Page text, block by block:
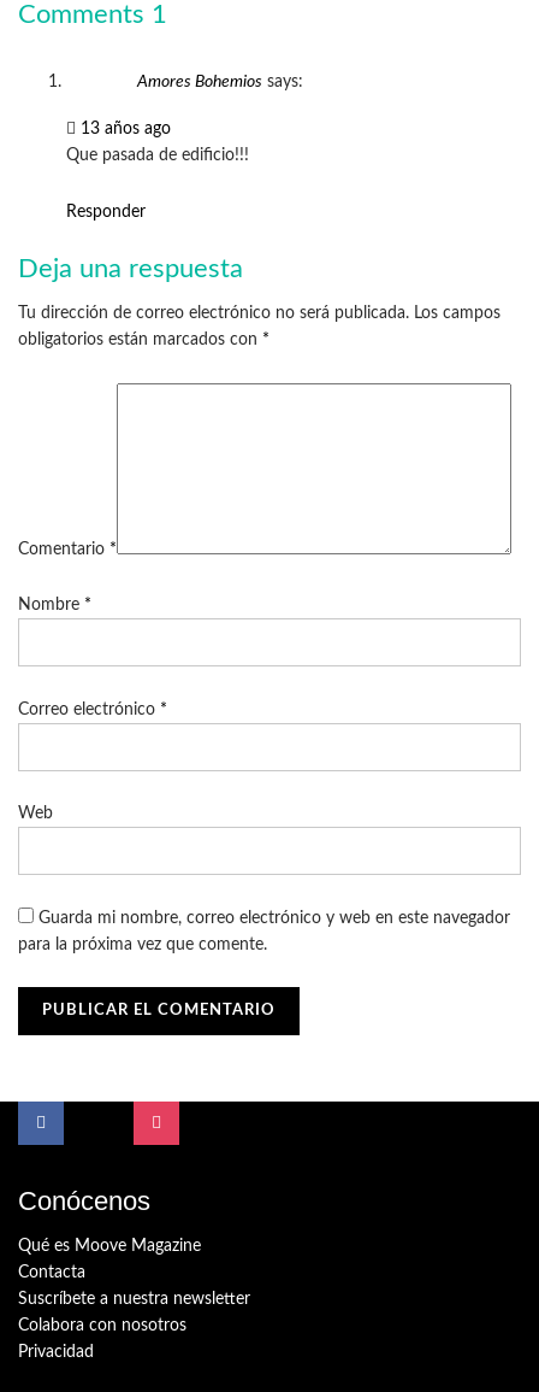
Comments 1
Amores Bohemios says:
13 años ago
Que pasada de edificio!!!
Responder
Deja una respuesta
Tu dirección de correo electrónico no será publicada. Los campos
obligatorios están marcados con *
Comentario *
Nombre *
Correo electrónico *
Web
Guarda mi nombre, correo electrónico y web en este navegador
para la próxima vez que comente.
Conócenos
Qué es Moove Magazine
Contacta
Suscríbete a nuestra newsletter
Colabora con nosotros
Privacidad